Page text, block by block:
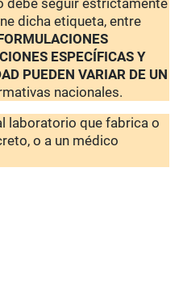
debe seguir estrictamente
dicha etiqueta, entre
ESPECÍFICAS Y
PUEDEN VARIAR DE UN
nacionales.
laboratorio que fabrica o
o a un médico